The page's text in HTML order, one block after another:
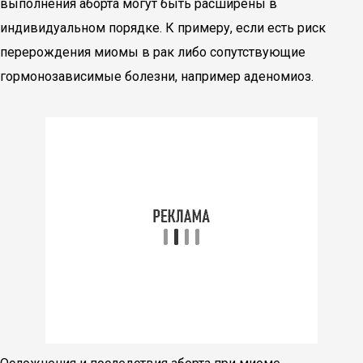
выполнения аборта могут быть расширены в
индивидуальном порядке. К примеру, если есть риск
перерождения миомы в рак либо сопутствующие
гормонозависимые болезни, например аденомиоз.